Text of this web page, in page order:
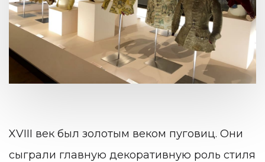
XVIII век был золотым веком пуговиц. Они
сыграли главную декоративную роль стиля